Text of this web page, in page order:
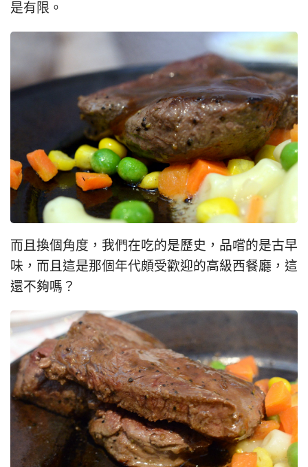
是有限。
而且換個角度，我們在吃的是歷史，品嚐的是古早
味，而且這是那個年代頗受歡迎的高級西餐廳，這
還不夠嗎？